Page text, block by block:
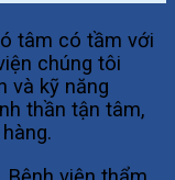
tâm có tầm với
chúng tôi
và kỹ năng
thần tận tâm,